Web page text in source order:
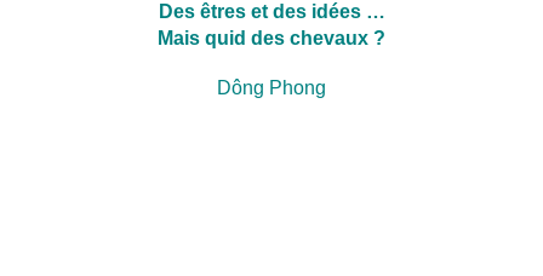
Des êtres et des idées …
Mais quid des chevaux ?
Dông Phong